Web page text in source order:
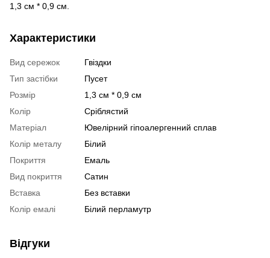
1,3 см * 0,9 см.
Характеристики
Вид сережок
Гвіздки
Тип застібки
Пусет
Розмір
1,3 см * 0,9 см
Колір
Сріблястий
Матеріал
Ювелірний гіпоалергенний сплав
Колір металу
Білий
Покриття
Емаль
Вид покриття
Сатин
Вставка
Без вставки
Колір емалі
Білий перламутр
Відгуки